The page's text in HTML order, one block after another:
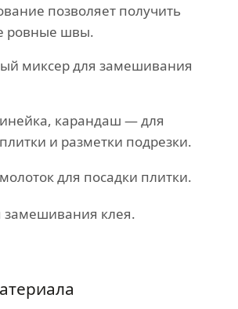
позволяет получить
ровные швы.
миксер для замешивания
карандаш — для
и разметки подрезки.
для посадки плитки.
замешивания клея.